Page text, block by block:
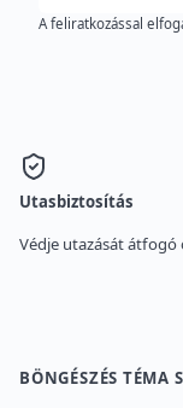
A feliratkozással
Utasbiztosítás
Védje utazását átfogó
BÖNGÉSZÉS TÉMA